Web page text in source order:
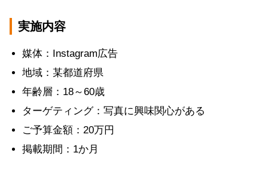
実施内容
媒体：Instagram広告
地域：某都道府県
年齢層：18～60歳
ターゲティング：写真に興味関心がある
ご予算金額：20万円
掲載期間：1か月